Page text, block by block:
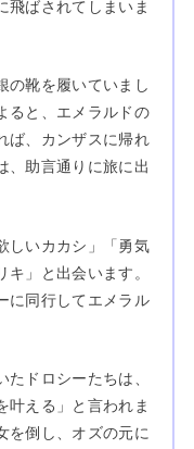
飛ばされてしまいま
の靴を履いていまし
ると、エメラルドの
ば、カンザスに帰れ
、助言通りに旅に出
しいカカシ」「勇気
」と出会います。
に同行してエメラル
ドロシーたちは、
叶える」と言われま
を倒し、オズの元に